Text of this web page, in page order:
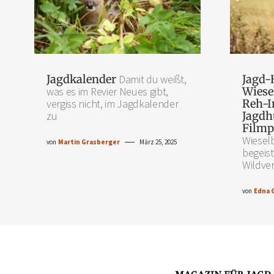
Jagdkalender Damit du weißt,
was es im Revier Neues gibt,
vergiss nicht, im Jagdkalender
zu
von Martin Grasberger März 25, 2025
Reh-
von Edna